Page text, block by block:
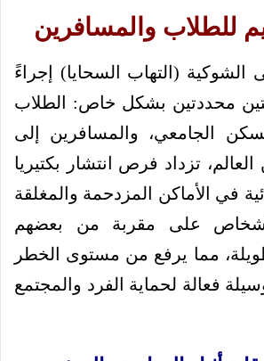
للطلاب والمسافرين
الشوكية (التهاب السحايا) إجراءً
محددتين بشكل خاص: الطلاب
الجامعي، والمسافرين إلى
تزداد فرص انتشار بكتيريا
في الأماكن المزدحمة والمغلقة
على مقربة من بعضهم
مما يرفع من مستوى الخطر
فعالة لحماية الفرد والمجتمع